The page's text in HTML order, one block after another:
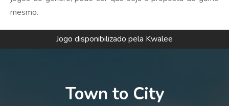
mesmo.
Jogo disponibilizado pela Kwalee
Town to City